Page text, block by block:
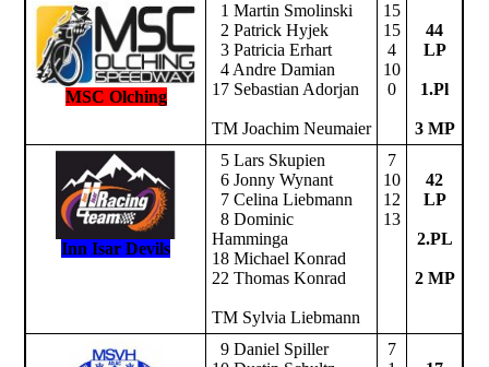
MSC Olching
1 Martin Smolinski
2 Patrick Hyjek
3 Patricia Erhart
4 Andre Damian
17 Sebastian Adorjan
TM Joachim Neumaier
15
15
4
10
0
44
LP
1.Pl
3 MP
Inn Isar Devils
5 Lars Skupien
6 Jonny Wynant
7 Celina Liebmann
8 Dominic
Hamminga
18 Michael Konrad
22 Thomas Konrad
TM Sylvia Liebmann
7
10
12
13
42
LP
2.PL
2 MP
9 Daniel Spiller
7